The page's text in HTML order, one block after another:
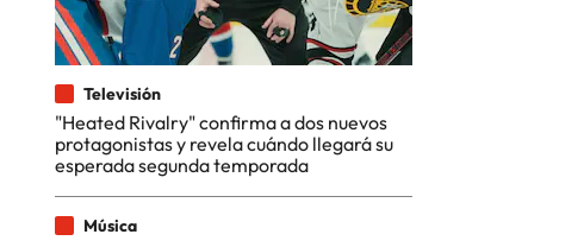
Televisión
"Heated Rivalry" confirma a dos nuevos
protagonistas y revela cuándo llegará su
esperada segunda temporada
Música